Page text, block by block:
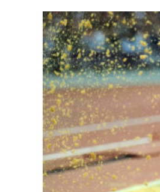
Media
Europa
Altrecose
Mondiali calcio 2026